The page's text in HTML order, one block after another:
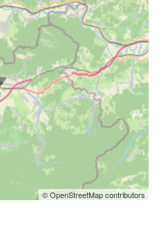
© OpenStreetMap contributors